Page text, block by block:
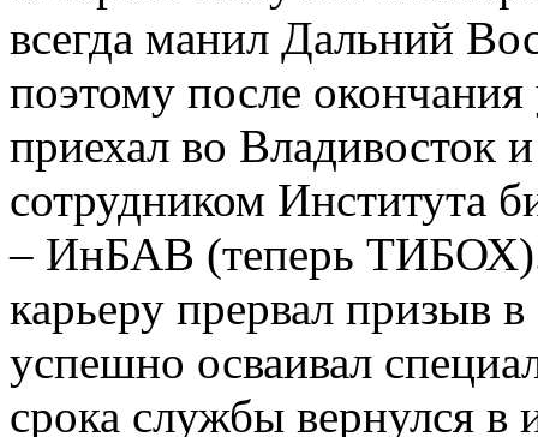
всегда манил Дальний
поэтому после
приехал во Владивосток
сотрудником Института
– ИнБАВ (теперь
карьеру прервал призыв
успешно осваивал
срока службы вернулся в